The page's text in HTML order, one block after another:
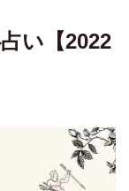
い【2022